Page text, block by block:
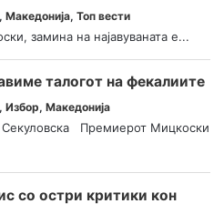
, Македонија, Топ вести
замина на најавуваната е...
талогот на фекалиите
, Избор, Македонија
Премиерот Мицкоски
со остри критики кон